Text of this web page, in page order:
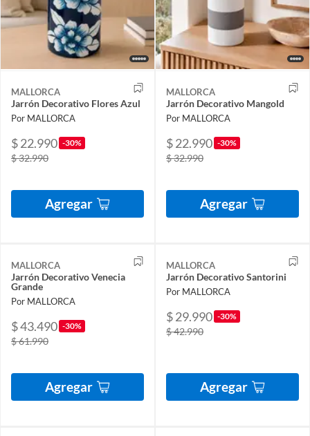
MALLORCA
Jarrón Decorativo Flores Azul
Por MALLORCA
$ 22.990 -30%
$ 32.990
Agregar
MALLORCA
Jarrón Decorativo Mangold
Por MALLORCA
$ 22.990 -30%
$ 32.990
Agregar
MALLORCA
Jarrón Decorativo Venecia
Grande
Por MALLORCA
$ 43.490 -30%
$ 61.990
Agregar
MALLORCA
Jarrón Decorativo Santorini
Por MALLORCA
$ 29.990 -30%
$ 42.990
Agregar